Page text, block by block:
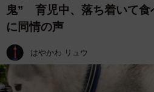
鬼” 育児中、落ち着いて食
に同情の声
はやかわ リュウ